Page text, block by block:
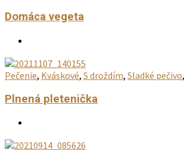
Domáca vegeta
Pečenie, Kváskové, S droždím, Sladké pečivo,
Plnená pletenička